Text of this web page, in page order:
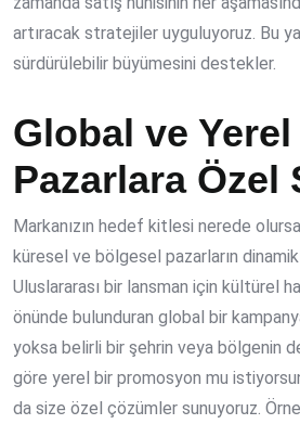
artıracak stratejiler uyguluyoruz. Bu
sürdürülebilir büyümesini destekler.
Global ve Yerel
Pazarlara Özel
Markanızın hedef kitlesi nerede
küresel ve bölgesel pazarların
Uluslararası bir lansman için kültürel
önünde bulunduran global bir
yoksa belirli bir şehrin veya bölgenin
göre yerel bir promosyon mu
da size özel çözümler sunuyoruz.